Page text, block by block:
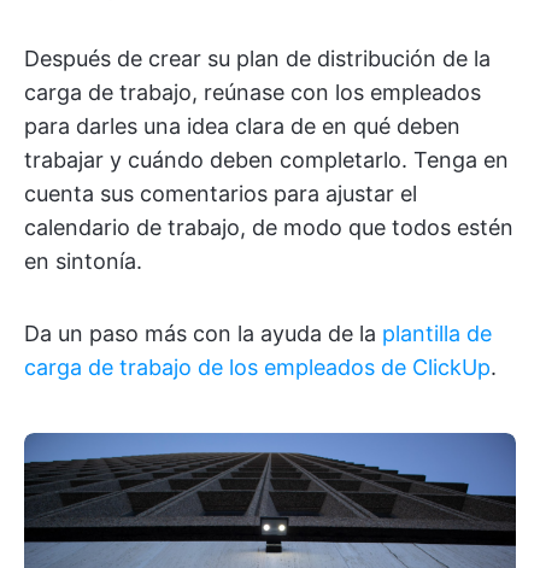
Después de crear su plan de distribución de la
carga de trabajo, reúnase con los empleados
para darles una idea clara de en qué deben
trabajar y cuándo deben completarlo. Tenga en
cuenta sus comentarios para ajustar el
calendario de trabajo, de modo que todos estén
en sintonía.
Da un paso más con la ayuda de la plantilla de
carga de trabajo de los empleados de ClickUp.